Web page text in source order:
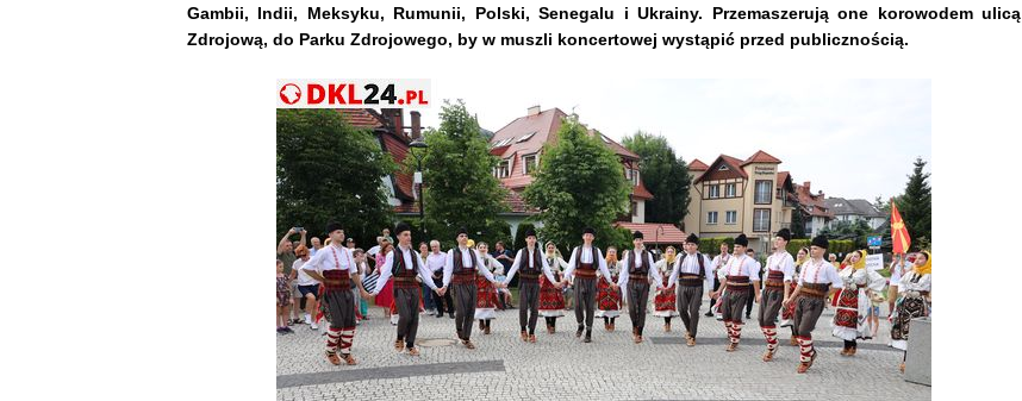
Gambii, Indii, Meksyku, Rumunii, Polski, Senegalu i Ukrainy. Przemaszerują one korowodem ulicą
Zdrojową, do Parku Zdrojowego, by w muszli koncertowej wystąpić przed publicznością.